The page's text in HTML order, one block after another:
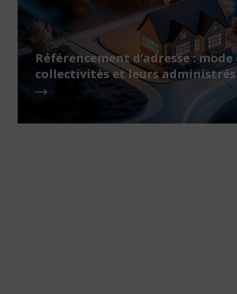
Référencement d’adresse :
collectivités et leurs administrés